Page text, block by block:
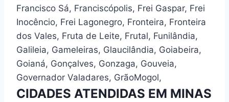
Francisco Sá, Franciscópolis, Frei Gaspar, Frei
Inocêncio, Frei Lagonegro, Fronteira, Fronteira
dos Vales, Fruta de Leite, Frutal, Funilândia,
Galileia, Gameleiras, Glaucilândia, Goiabeira,
Goianá, Gonçalves, Gonzaga, Gouveia,
Governador Valadares, GrãoMogol,
CIDADES ATENDIDAS EM MINAS